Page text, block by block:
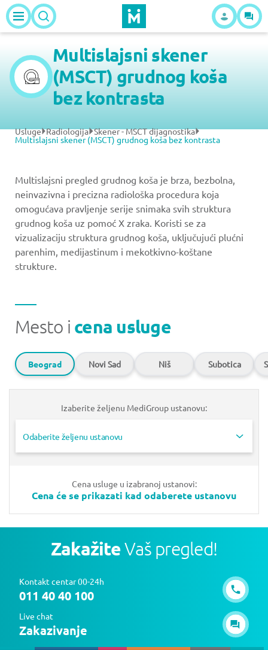
Multislajsni skener
(MSCT) grudnog koša
bez kontrasta
Usluge Radiologija Skener - MSCT dijagnostika
Multislajsni skener (MSCT) grudnog koša bez kontrasta
Multislajsni pregled grudnog koša je brza, bezbolna,
neinvazivna i precizna radiološka procedura koja
omogućava pravljenje serije snimaka svih struktura
grudnog koša uz pomoć X zraka. Koristi se za
vizualizaciju struktura grudnog koša, uključujući plućni
parenhim, medijastinum i mekotkivno-koštane
strukture.
Mesto i cena usluge
Beograd Novi Sad Niš Subotica
Izaberite željenu MediGroup ustanovu:
Odaberite željenu ustanovu
Cena usluge u izabranoj ustanovi:
Cena će se prikazati kad odaberete ustanovu
ZakažiteVaš pregled!
Kontakt centar 00-24h
011 40 40 100
Live chat
Zakazivanje